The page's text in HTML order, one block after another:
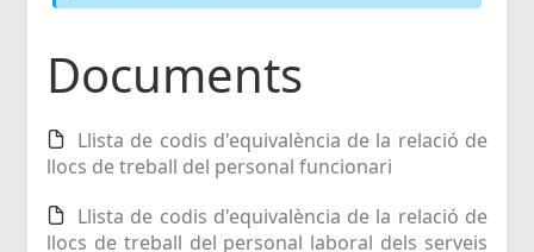
Documents
Llista de codis d'equivalència de la relació de
llocs de treball del personal funcionari
Llista de codis d'equivalència de la relació de
llocs de treball del personal laboral dels serveis